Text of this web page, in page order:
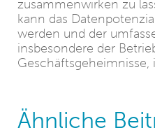
zusammenwirken zu
kann das
werden und der
insbesondere der
Geschäftsgeheimnisse,
Ähnliche